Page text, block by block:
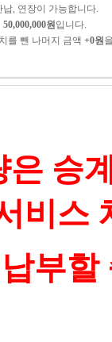
, 연장이 가능합니다.
50,000,000원입니다.
를 뺀 나머지 금액 +0원
승
비스